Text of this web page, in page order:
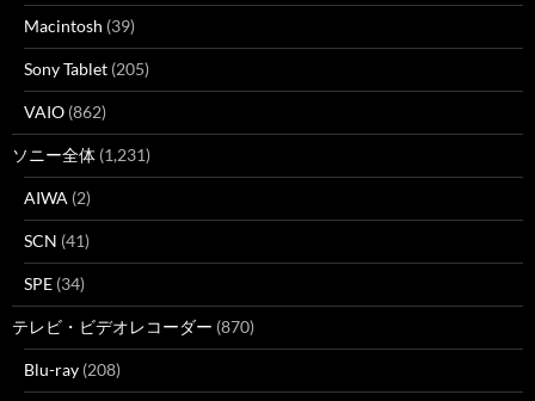
Macintosh (39)
Sony Tablet (205)
VAIO (862)
ソニー全体 (1,231)
AIWA (2)
SCN (41)
SPE (34)
テレビ・ビデオレコーダー (870)
Blu-ray (208)